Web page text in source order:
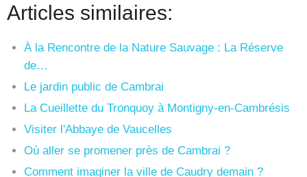
Articles similaires:
À la Rencontre de la Nature Sauvage : La Réserve
de…
Le jardin public de Cambrai
La Cueillette du Tronquoy à Montigny-en-Cambrésis
Visiter l'Abbaye de Vaucelles
Où aller se promener près de Cambrai ?
Comment imaginer la ville de Caudry demain ?